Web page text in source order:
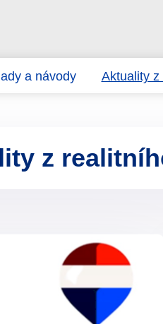
a návody Aktuality
z